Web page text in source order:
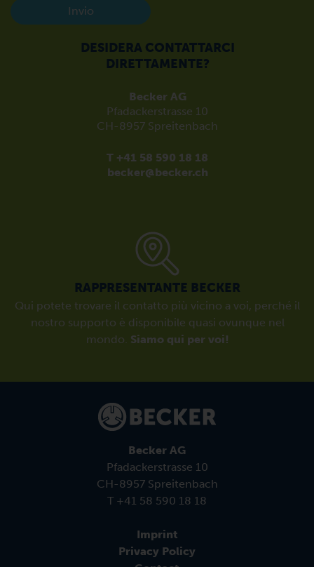
Invio
DESIDERA CONTATTARCI
DIRETTAMENTE?
Becker AG
Pfadackerstrasse 10
CH-8957 Spreitenbach
T +41 58 590 18 18
becker@becker.ch
RAPPRESENTANTE BECKER
Qui potete trovare il contatto più vicino a voi, perché il
nostro supporto è disponibile quasi ovunque nel
mondo. Siamo qui per voi!
Becker AG
Pfadackerstrasse 10
CH-8957 Spreitenbach
T +41 58 590 18 18
Imprint
Privacy Policy